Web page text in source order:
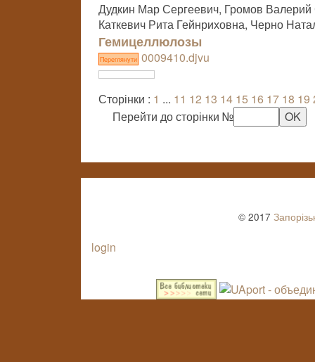
Дудкин Мар Сергеевич, Громов
Каткевич Рита Гейнриховна, Черно
Гемицеллюлозы
Переглянути 0009410.djvu
Сторінки : 1 ... 11 12 13 14 15 16 17 18 19
Перейти до сторінки №
© 2017
login